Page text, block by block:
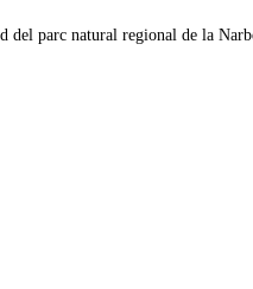
del parc natural regional de la